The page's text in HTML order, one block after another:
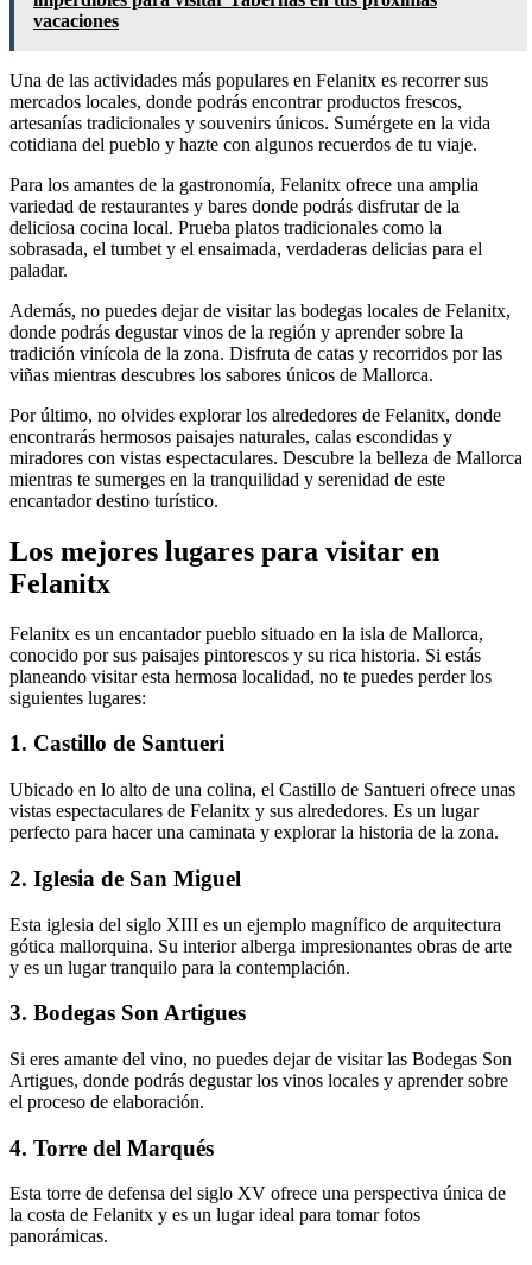
vacaciones
Una de las actividades más populares en Felanitx es recorrer sus
mercados locales, donde podrás encontrar productos frescos,
artesanías tradicionales y souvenirs únicos. Sumérgete en la vida
cotidiana del pueblo y hazte con algunos recuerdos de tu viaje.
Para los amantes de la gastronomía, Felanitx ofrece una amplia
variedad de restaurantes y bares donde podrás disfrutar de la
deliciosa cocina local. Prueba platos tradicionales como la
sobrasada, el tumbet y el ensaimada, verdaderas delicias para el
paladar.
Además, no puedes dejar de visitar las bodegas locales de Felanitx,
donde podrás degustar vinos de la región y aprender sobre la
tradición vinícola de la zona. Disfruta de catas y recorridos por las
viñas mientras descubres los sabores únicos de Mallorca.
Por último, no olvides explorar los alrededores de Felanitx, donde
encontrarás hermosos paisajes naturales, calas escondidas y
miradores con vistas espectaculares. Descubre la belleza de Mallorca
mientras te sumerges en la tranquilidad y serenidad de este
encantador destino turístico.
Los mejores lugares para visitar en
Felanitx
Felanitx es un encantador pueblo situado en la isla de Mallorca,
conocido por sus paisajes pintorescos y su rica historia. Si estás
planeando visitar esta hermosa localidad, no te puedes perder los
siguientes lugares:
1. Castillo de Santueri
Ubicado en lo alto de una colina, el Castillo de Santueri ofrece unas
vistas espectaculares de Felanitx y sus alrededores. Es un lugar
perfecto para hacer una caminata y explorar la historia de la zona.
2. Iglesia de San Miguel
Esta iglesia del siglo XIII es un ejemplo magnífico de arquitectura
gótica mallorquina. Su interior alberga impresionantes obras de arte
y es un lugar tranquilo para la contemplación.
3. Bodegas Son Artigues
Si eres amante del vino, no puedes dejar de visitar las Bodegas Son
Artigues, donde podrás degustar los vinos locales y aprender sobre
el proceso de elaboración.
4. Torre del Marqués
Esta torre de defensa del siglo XV ofrece una perspectiva única de
la costa de Felanitx y es un lugar ideal para tomar fotos
panorámicas.